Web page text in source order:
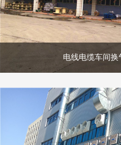
电线电缆车间换